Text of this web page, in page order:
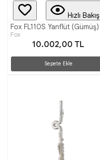
Hızlı Bakış
Fox FL110S Yanflüt (Gümüş)
Fox
10.002,00 TL
Sepete Ekle